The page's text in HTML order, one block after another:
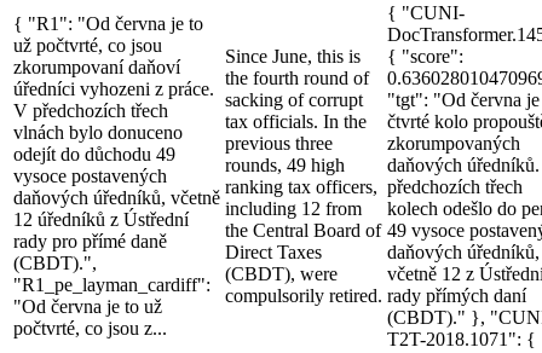
{ "R1": "Od června je to
už počtvrté, co jsou
zkorumpovaní daňoví
úředníci vyhozeni z práce.
V předchozích třech
vlnách bylo donuceno
odejít do důchodu 49
vysoce postavených
daňových úředníků, včetně
12 úředníků z Ústřední
rady pro přímé daně
(CBDT).",
"R1_pe_layman_cardiff":
"Od června je to už
počtvrté, co jsou z...
Since June, this is
the fourth round of
sacking of corrupt
tax officials. In the
previous three
rounds, 49 high
ranking tax officers,
including 12 from
the Central Board of
Direct Taxes
(CBDT), were
compulsorily retired.
{ "CUNI-
{ "score":
"tgt": "Od června
čtvrté kolo
zkorumpovaných
daňových
předchozích třech
kolech odešlo do
49 vysoce
daňových úředníků,
včetně 12 z
rady přímých daní
(CBDT)." },
T2T-2018.1071": {